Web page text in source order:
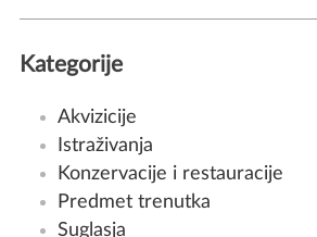
Kategorije
Akvizicije
Istraživanja
Konzervacije i restauracije
Predmet trenutka
Suglasja